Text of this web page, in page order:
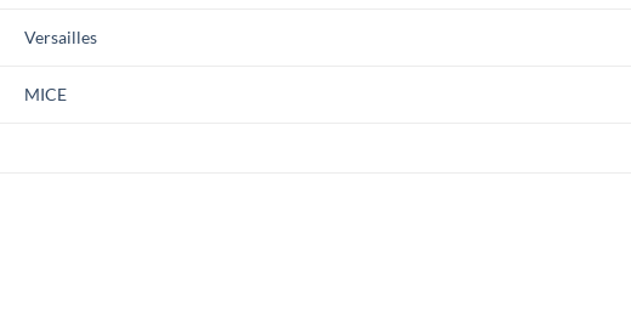
Versailles
MICE